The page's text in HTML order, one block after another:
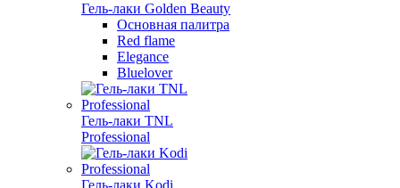
Гель-лаки Golden Beauty
Основная палитра
Red flame
Elegance
Bluelover
Гель-лаки TNL
Professional
Гель-лаки Kodi